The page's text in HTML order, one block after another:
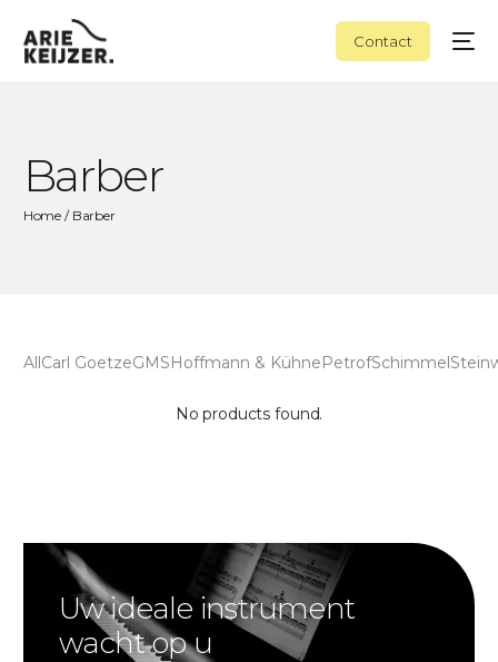
Contact
Barber
Home / Barber
AllCarl GoetzeGMSHoffmann & KühnePetrofSchimmel
No products found.
Uw ideale instrument
wacht op u